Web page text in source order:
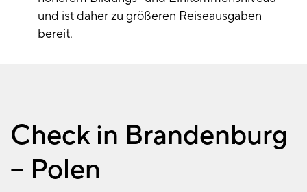
und ist daher zu größeren Reiseausgaben
bereit.
Check in Brandenburg
– Polen